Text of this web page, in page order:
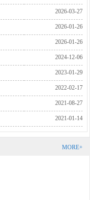
2026-03-27
2026-01-26
2026-01-26
2024-12-06
2023-01-29
2022-02-17
2021-08-27
2021-01-14
MORE+